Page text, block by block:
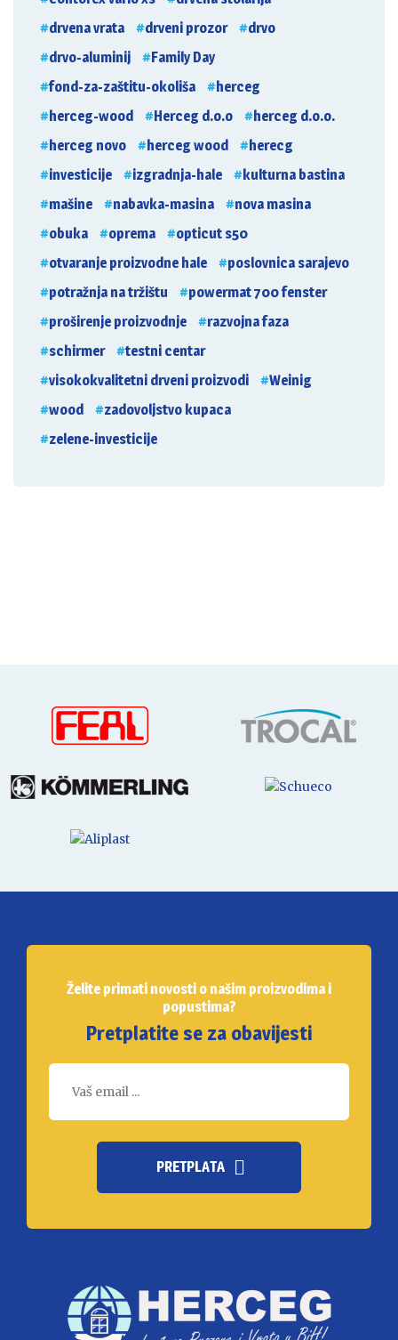
drvena vrata
drveni prozor
drvo
drvo-aluminij
Family Day
fond-za-zaštitu-okoliša
herceg
herceg-wood
Herceg d.o.o
herceg d.o.o.
herceg novo
herceg wood
herecg
investicije
izgradnja-hale
kulturna bastina
mašine
nabavka-masina
nova masina
obuka
oprema
opticut s50
otvaranje proizvodne hale
poslovnica sarajevo
potražnja na tržištu
powermat 700 fenster
proširenje proizvodnje
razvojna faza
schirmer
testni centar
visokokvalitetni drveni proizvodi
Weinig
wood
zadovoljstvo kupaca
zelene-investicije
Želite primati novosti o našim proizvodima i
popustima?
Pretplatite se za obavijesti
PRETPLATA